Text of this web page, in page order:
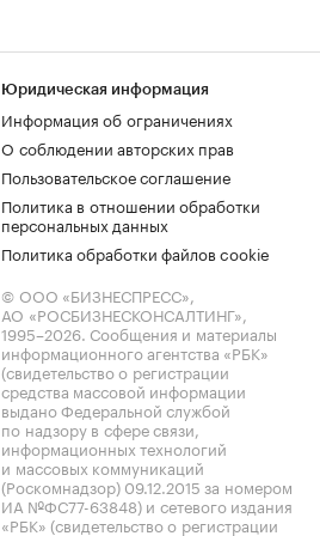
Юридическая информация
Информация об ограничениях
О соблюдении авторских прав
Пользовательское соглашение
Политика в отношении обработки
персональных данных
Политика обработки файлов cookie
© ООО «БИЗНЕСПРЕСС»,
АО «РОСБИЗНЕСКОНСАЛТИНГ»,
1995–2026. Сообщения и материалы
информационного агентства «РБК»
(свидетельство о регистрации
средства массовой информации
выдано Федеральной службой
по надзору в сфере связи,
информационных технологий
и массовых коммуникаций
(Роскомнадзор) 09.12.2015 за номером
ИА №ФС77-63848) и сетевого издания
«РБК» (свидетельство о регистрации